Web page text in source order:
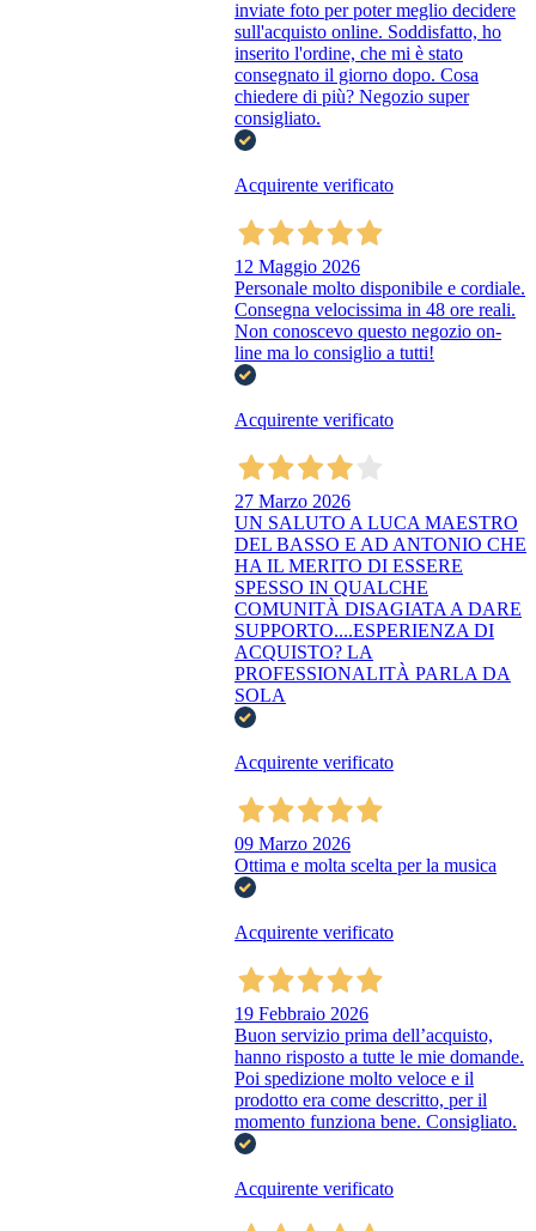
inviate foto per poter meglio decidere
sull'acquisto online. Soddisfatto, ho
inserito l'ordine, che mi è stato
consegnato il giorno dopo. Cosa
chiedere di più? Negozio super
consigliato.
Acquirente verificato
12 Maggio 2026
Personale molto disponibile e cordiale.
Consegna velocissima in 48 ore reali.
Non conoscevo questo negozio on-
line ma lo consiglio a tutti!
Acquirente verificato
27 Marzo 2026
UN SALUTO A LUCA MAESTRO
DEL BASSO E AD ANTONIO CHE
HA IL MERITO DI ESSERE
SPESSO IN QUALCHE
COMUNITÀ DISAGIATA A DARE
SUPPORTO....ESPERIENZA DI
ACQUISTO? LA
PROFESSIONALITÀ PARLA DA
SOLA
Acquirente verificato
09 Marzo 2026
Ottima e molta scelta per la musica
Acquirente verificato
19 Febbraio 2026
Buon servizio prima dell’acquisto,
hanno risposto a tutte le mie domande.
Poi spedizione molto veloce e il
prodotto era come descritto, per il
momento funziona bene. Consigliato.
Acquirente verificato